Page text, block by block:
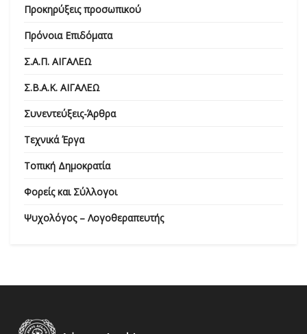
Προκηρύξεις προσωπικού
Πρόνοια Επιδόματα
Σ.Α.Π. ΑΙΓΑΛΕΩ
Σ.Β.Α.Κ. ΑΙΓΑΛΕΩ
Συνεντεύξεις-Άρθρα
Τεχνικά Έργα
Τοπική Δημοκρατία
Φορείς και Σύλλογοι
Ψυχολόγος – Λογοθεραπευτής